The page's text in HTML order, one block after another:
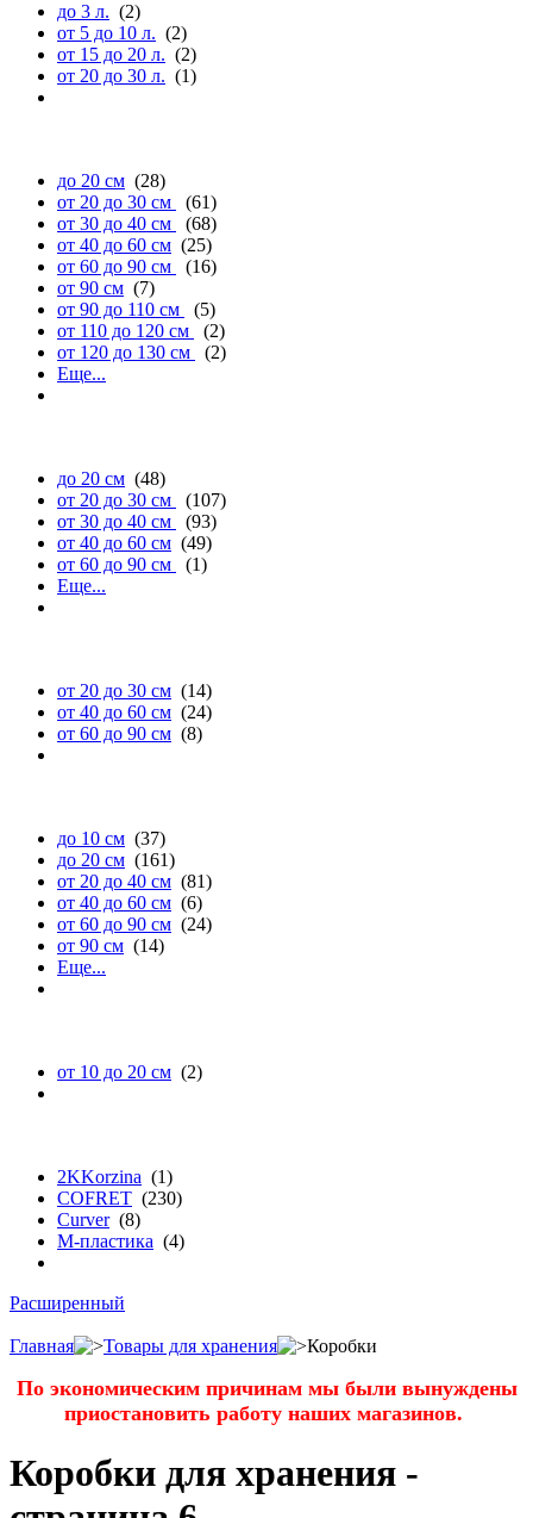
до 3 л. (2)
от 5 до 10 л. (2)
от 15 до 20 л. (2)
от 20 до 30 л. (1)
до 20 см (28)
от 20 до 30 см
(61)
от 30 до 40 см
(68)
от 40 до 60 см (25)
от 60 до 90 см
(16)
от 90 см (7)
от 90 до 110 см
(5)
от 110 до 120 см
(2)
от 120 до 130 см
(2)
Еще...
до 20 см (48)
от 20 до 30 см
(107)
от 30 до 40 см
(93)
от 40 до 60 см (49)
от 60 до 90 см
(1)
Еще...
от 20 до 30 см (14)
от 40 до 60 см (24)
от 60 до 90 см (8)
до 10 см (37)
до 20 см (161)
от 20 до 40 см (81)
от 40 до 60 см (6)
от 60 до 90 см (24)
от 90 см (14)
Еще...
от 10 до 20 см (2)
2KKorzina (1)
COFRET (230)
Curver (8)
М-пластика (4)
Расширенный
Главная Товары для хранения Коробки
По экономическим причинам мы были вынуждены
приостановить работу наших магазинов.
Коробки для хранения -